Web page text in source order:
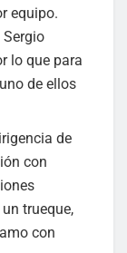
equipo.
lo que para
de ellos
de
con
trueque,
con